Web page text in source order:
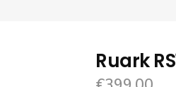
Ruark